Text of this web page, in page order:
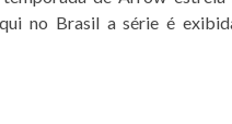
no Brasil a série é